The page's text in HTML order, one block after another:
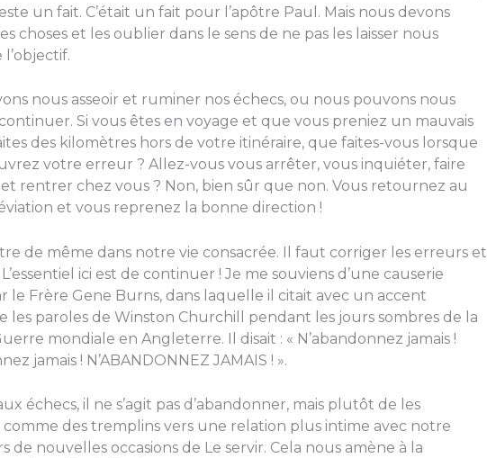
un fait. C’était un fait pour l’apôtre Paul. Mais nous devons
choses et les oublier dans le sens de ne pas les laisser nous
l’objectif.
nous asseoir et ruminer nos échecs, ou nous pouvons nous
Si vous êtes en voyage et que vous preniez un mauvais
des kilomètres hors de votre itinéraire, que faites-vous lorsque
votre erreur ? Allez-vous vous arrêter, vous inquiéter, faire
rentrer chez vous ? Non, bien sûr que non. Vous retournez au
et vous reprenez la bonne direction !
de même dans notre vie consacrée. Il faut corriger les erreurs et
ici est de continuer ! Je me souviens d’une causerie
le Frère Gene Burns, dans laquelle il citait avec un accent
les paroles de Winston Churchill pendant les jours sombres de la
mondiale en Angleterre. Il disait : « N’abandonnez jamais !
jamais ! N’ABANDONNEZ JAMAIS ! ».
échecs, il ne s’agit pas d’abandonner, mais plutôt de les
comme des tremplins vers une relation plus intime avec notre
de nouvelles occasions de Le servir. Cela nous amène à la